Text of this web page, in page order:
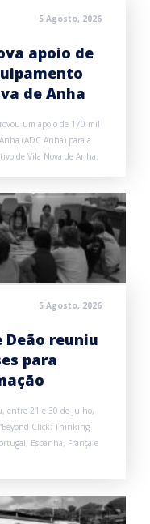
5 Agosto, 2026
apoio de
de Anha
um apoio de 170 mil
(ADC Anha) para a
de Vila Nova de Anha.
5 Agosto, 2026
Deão reuniu
para
entre 21 e 30 de julho,
Click: Thinking
Espanha, França e